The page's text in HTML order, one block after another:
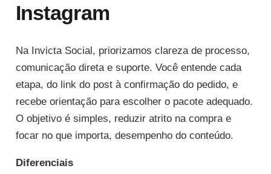
Instagram
Na Invicta Social, priorizamos clareza de processo,
comunicação direta e suporte. Você entende cada
etapa, do link do post à confirmação do pedido, e
recebe orientação para escolher o pacote adequado.
O objetivo é simples, reduzir atrito na compra e
focar no que importa, desempenho do conteúdo.
Diferenciais